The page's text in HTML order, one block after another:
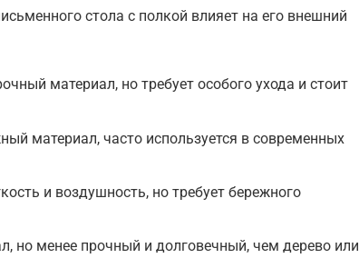
стола с полкой влияет на его внешний
материал, но требует особого ухода и стоит
материал, часто используется в современных
и воздушность, но требует бережного
но менее прочный и долговечный, чем дерево или